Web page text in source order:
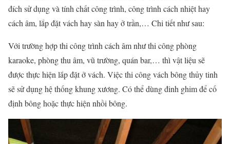
đích sử dụng và tính chất công trình, công trình cách nhiệt hay
cách âm, lắp đặt vách hay sàn hay ở trần,… Chi tiết như sau:
Với trường hợp thi công trình cách âm như thi công phòng
karaoke, phòng thu âm, vũ trường, quán bar,… thì vật liệu sẽ
được thực hiện lắp đặt ở vách. Việc thi công vách bông thủy tinh
sẽ sử dụng hệ thống khung xương. Có thể dùng đinh ghim để cố
định bông hoặc thực hiện nhồi bông.